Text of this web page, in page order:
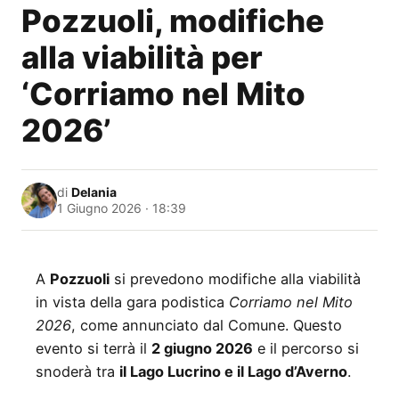
Pozzuoli, modifiche
alla viabilità per
‘Corriamo nel Mito
2026’
di Delania
1 Giugno 2026 · 18:39
A Pozzuoli si prevedono modifiche alla viabilità
in vista della gara podistica Corriamo nel Mito
2026, come annunciato dal Comune. Questo
evento si terrà il 2 giugno 2026 e il percorso si
snoderà tra il Lago Lucrino e il Lago d’Averno.